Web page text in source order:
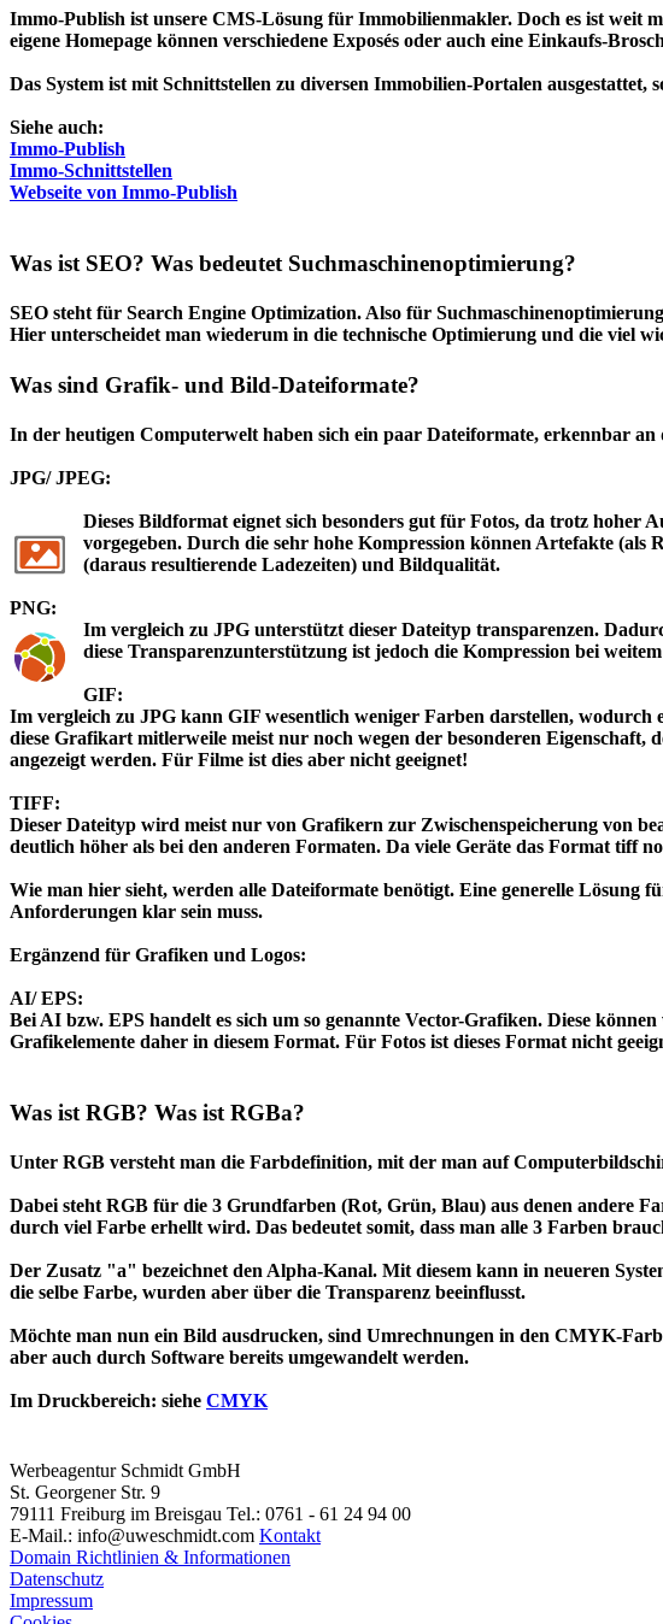
Immo-Publish ist unsere CMS-Lösung für Immobilienmakler. Doch es ist weit
eigene Homepage können verschiedene Exposés oder auch eine Einkaufs-
Das System ist mit Schnittstellen zu diversen Immobilien-Portalen
Siehe auch:
Immo-Publish
Immo-Schnittstellen
Webseite von Immo-Publish
Was ist SEO? Was bedeutet Suchmaschinenoptimierung?
SEO steht für Search Engine Optimization. Also für
Hier unterscheidet man wiederum in die technische Optimierung und die viel
Was sind Grafik- und Bild-Dateiformate?
In der heutigen Computerwelt haben sich ein paar Dateiformate, erkennbar
JPG/ JPEG:
Dieses Bildformat eignet sich besonders gut für Fotos, da trotz
vorgegeben. Durch die sehr hohe Kompression können Artefakte (als
(daraus resultierende Ladezeiten) und Bildqualität.
PNG:
Im vergleich zu JPG unterstützt dieser Dateityp transparenzen.
diese Transparenzunterstützung ist jedoch die Kompression bei
GIF:
Im vergleich zu JPG kann GIF wesentlich weniger Farben darstellen,
diese Grafikart mitlerweile meist nur noch wegen der besonderen
angezeigt werden. Für Filme ist dies aber nicht geeignet!
TIFF:
Dieser Dateityp wird meist nur von Grafikern zur Zwischenspeicherung von
deutlich höher als bei den anderen Formaten. Da viele Geräte das Format tiff
Wie man hier sieht, werden alle Dateiformate benötigt. Eine generelle
Anforderungen klar sein muss.
Ergänzend für Grafiken und Logos:
AI/ EPS:
Bei AI bzw. EPS handelt es sich um so genannte Vector-Grafiken. Diese
Grafikelemente daher in diesem Format. Für Fotos ist dieses Format nicht
Was ist RGB? Was ist RGBa?
Unter RGB versteht man die Farbdefinition, mit der man auf
Dabei steht RGB für die 3 Grundfarben (Rot, Grün, Blau) aus denen andere
durch viel Farbe erhellt wird. Das bedeutet somit, dass man alle 3 Farben
Der Zusatz "a" bezeichnet den Alpha-Kanal. Mit diesem kann in neueren
die selbe Farbe, wurden aber über die Transparenz beeinflusst.
Möchte man nun ein Bild ausdrucken, sind Umrechnungen in den CMYK-
aber auch durch Software bereits umgewandelt werden.
Im Druckbereich: siehe CMYK
Werbeagentur Schmidt GmbH
St. Georgener Str. 9
79111 Freiburg im Breisgau Tel.: 0761 - 61 24 94 00
E-Mail.: info@uweschmidt.com Kontakt
Domain Richtlinien & Informationen
Datenschutz
Impressum